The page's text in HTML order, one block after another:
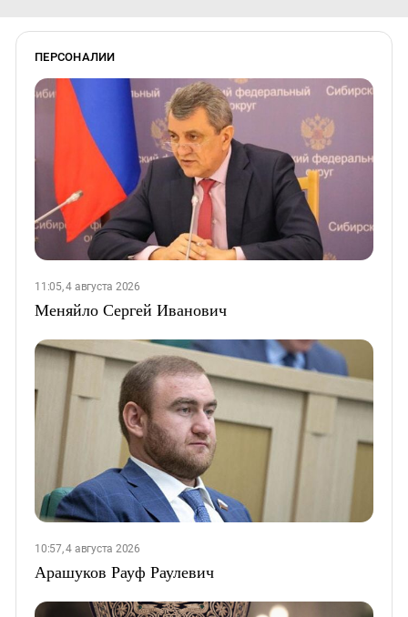
ПЕРСОНАЛИИ
11:05, 4 августа 2026
Меняйло Сергей Иванович
10:57, 4 августа 2026
Арашуков Рауф Раулевич